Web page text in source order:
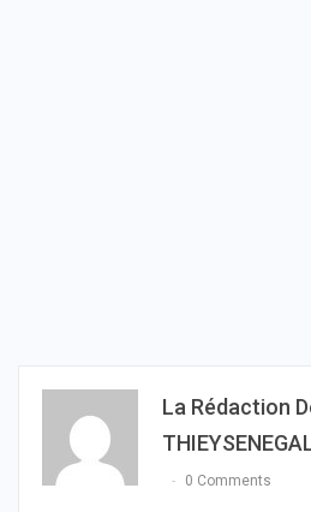
La Rédaction
0 Comments